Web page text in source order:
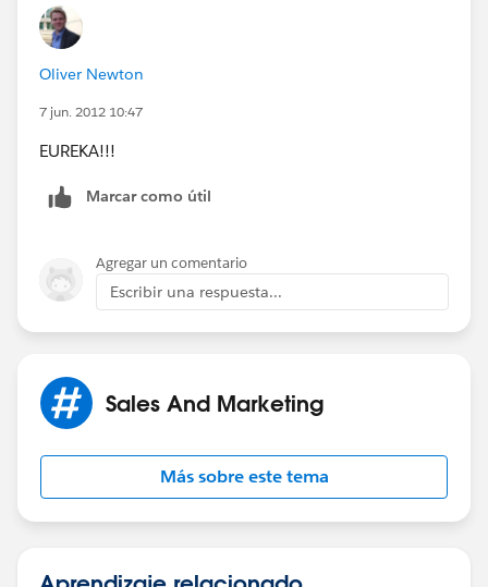
Oliver Newton
7 jun. 2012 10:47
EUREKA!!!
Marcar como útil
Agregar un comentario
Escribir una respuesta...
Sales And Marketing
Más sobre este tema